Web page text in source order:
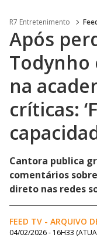
R7 Entretenimento
Após
Todynho
na
críticas:
Cantora publica
comentários
direto nas redes
FEED TV - ARQUIVO
04/02/2026 - 16H33